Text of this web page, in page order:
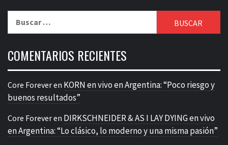
COMENTARIOS RECIENTES
Core Foreveren KORN en vivo en Argentina: “Poco riesgo y
buenos resultados”
Core Foreveren DIRKSCHNEIDER & AS I LAY DYING en vivo
en Argentina: “Lo clásico, lo moderno y una misma pasión”